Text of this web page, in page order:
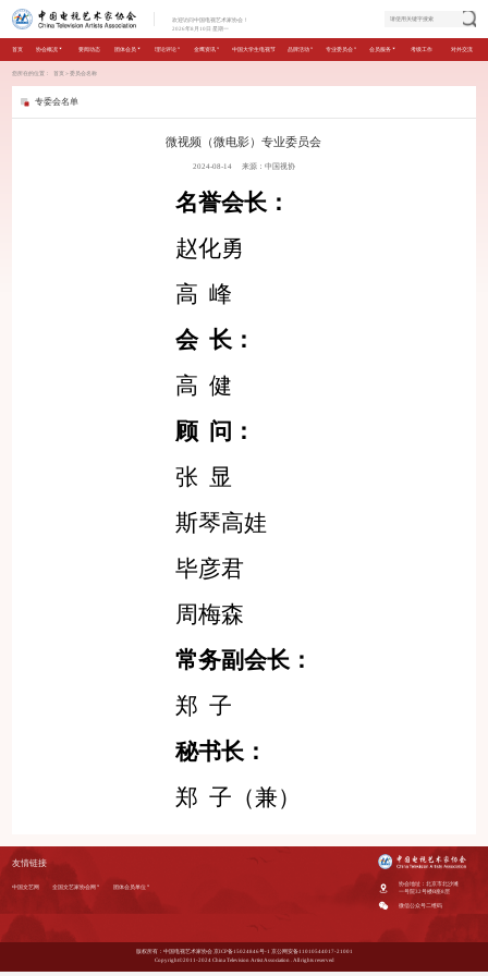
欢迎访问中国电视艺术家协会！
2026年8月10日 星期一
首页 协会概况 要闻动态 团体会员 理论评论 金鹰资讯 中国大学生电视节 品牌活动 专业委员会 会员服务 考级工作 对外交流
您所在的位置： 首页＞委员会名称
专委会名单
微视频（微电影）专业委员会
2024-08-14 来源：中国视协
名誉会长：
赵化勇
高 峰
会 长：
高 健
顾 问：
张 显
斯琴高娃
毕彦君
周梅森
常务副会长：
郑 子
秘书长：
郑 子（兼）
友情链接
中国文艺网 全国文艺家协会网 团体会员单位
协会地址：北京市北沙滩
一号院32号楼B座8层
微信公众号二维码
版权所有：中国电视艺术家协会 京ICP备15024846号-1 京公网安备11010544017-21001
Copyright©2011-2024 China Television Artist Association . All rights reserved